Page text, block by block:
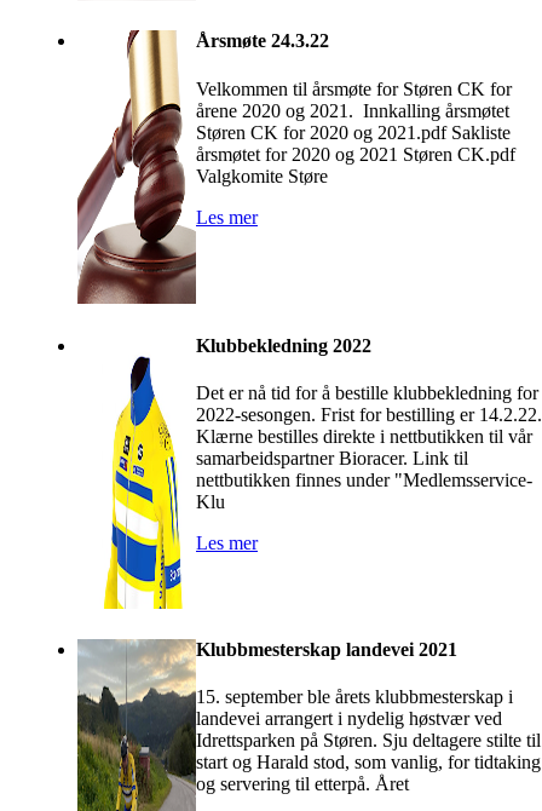
Årsmøte 24.3.22
Velkommen til årsmøte for Støren CK for
årene 2020 og 2021. Innkalling årsmøtet
Støren CK for 2020 og 2021.pdf Sakliste
årsmøtet for 2020 og 2021 Støren CK.pdf
Valgkomite Støre
Les mer
Klubbekledning 2022
Det er nå tid for å bestille klubbekledning for
2022-sesongen. Frist for bestilling er 14.2.22.
Klærne bestilles direkte i nettbutikken til vår
samarbeidspartner Bioracer. Link til
nettbutikken finnes under "Medlemsservice-
Klu
Les mer
Klubbmesterskap landevei 2021
15. september ble årets klubbmesterskap i
landevei arrangert i nydelig høstvær ved
Idrettsparken på Støren. Sju deltagere stilte til
start og Harald stod, som vanlig, for tidtaking
og servering til etterpå. Året